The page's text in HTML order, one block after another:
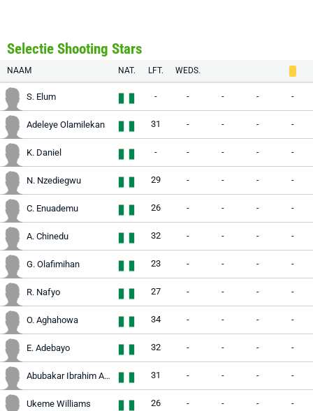
Selectie Shooting Stars
NAAM NAT. LFT. WEDS.
S. Elum - - - - -
Adeleye Olamilekan 31 - - - -
K. Daniel - - - - -
N. Nzediegwu 29 - - - -
C. Enuademu 26 - - - -
A. Chinedu 32 - - - -
G. Olafimihan 23 - - - -
R. Nafyo 27 - - - -
O. Aghahowa 34 - - - -
E. Adebayo 32 - - - -
Abubakar Ibrahim Aliyu 31 - - - -
Ukeme Williams 26 - - - -